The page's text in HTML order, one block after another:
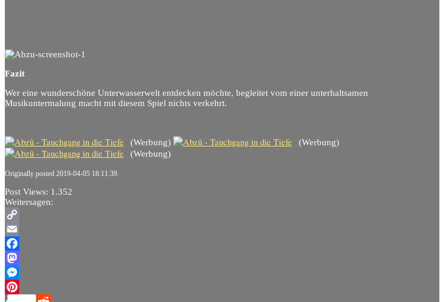
Fazit
Wer eine wunderschöne Unterwasserwelt entdecken möchte, begleitet vom einer unterhaltsamen
Musikuntermalung macht mit diesem Spiel nichts verkehrt.
(Werbung)
(Werbung)
(Werbung)
Originally posted 2019-04-05 18:11:39.
Post Views: 1.352
Weitersagen:
Copy
Link
Email
Facebook
Mastodon
Messenger